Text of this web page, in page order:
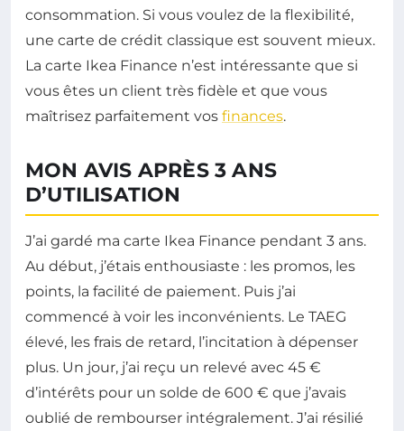
consommation. Si vous voulez de la flexibilité,
une carte de crédit classique est souvent mieux.
La carte Ikea Finance n’est intéressante que si
vous êtes un client très fidèle et que vous
maîtrisez parfaitement vos finances.
MON AVIS APRÈS 3 ANS
D’UTILISATION
J’ai gardé ma carte Ikea Finance pendant 3 ans.
Au début, j’étais enthousiaste : les promos, les
points, la facilité de paiement. Puis j’ai
commencé à voir les inconvénients. Le TAEG
élevé, les frais de retard, l’incitation à dépenser
plus. Un jour, j’ai reçu un relevé avec 45 €
d’intérêts pour un solde de 600 € que j’avais
oublié de rembourser intégralement. J’ai résilié